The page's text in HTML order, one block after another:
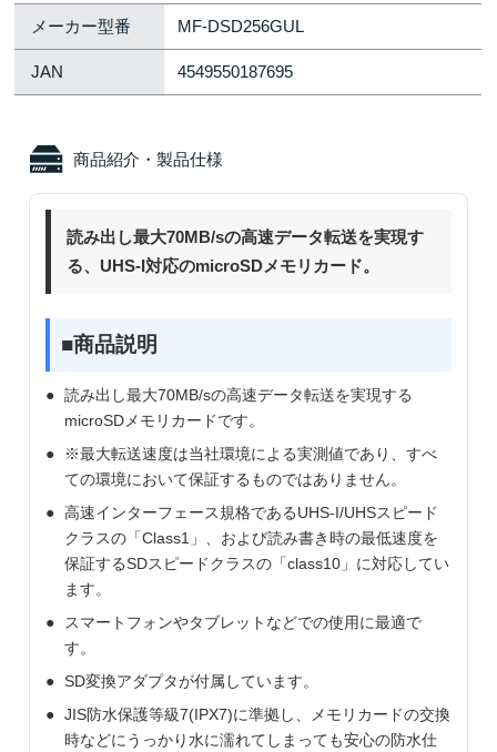
メーカー型番 MF-DSD256GUL
JAN 4549550187695
商品紹介・製品仕様
読み出し最大70MB/sの高速データ転送を実現す
る、UHS-I対応のmicroSDメモリカード。
■商品説明
読み出し最大70MB/sの高速データ転送を実現する
microSDメモリカードです。
※最大転送速度は当社環境による実測値であり、すべ
ての環境において保証するものではありません。
高速インターフェース規格であるUHS-I/UHSスピード
クラスの「Class1」、および読み書き時の最低速度を
保証するSDスピードクラスの「class10」に対応してい
ます。
スマートフォンやタブレットなどでの使用に最適で
す。
SD変換アダプタが付属しています。
JIS防水保護等級7(IPX7)に準拠し、メモリカードの交換
時などにうっかり水に濡れてしまっても安心の防水仕